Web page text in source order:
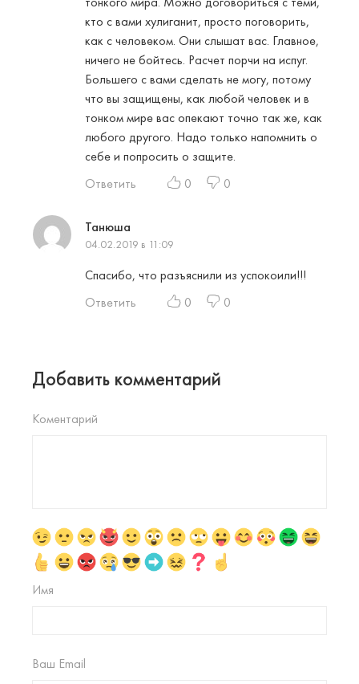
кто с вами хулиганит, просто поговорить,
как с человеком. Они слышат вас. Главное,
ничего не бойтесь. Расчет порчи на испуг.
Большего с вами сделать не могу, потому
что вы защищены, как любой человек и в
тонком мире вас опекают точно так же, как
любого другого. Надо только напомнить о
себе и попросить о защите.
Ответить
0 0
Танюша
04.02.2019 в 11:09
Спасибо, что разъяснили из успокоили!!!
Ответить
0 0
Добавить комментарий
Коментарий
Имя
Ваш Email